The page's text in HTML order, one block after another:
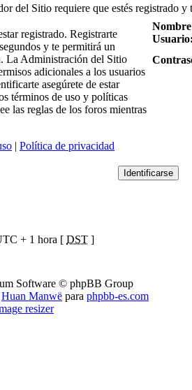
del Sitio requiere que estés registrado
registrado. Registrarte
y te permitirá un
La Administración del Sitio
adicionales a los usuarios
asegúrete de estar
términos de uso y políticas
las reglas de los foros mientras
| Política de privacidad
+ 1 hora [ DST ]
Software © phpBB Group
Huan Manwë para phpbb-es.com
resizer